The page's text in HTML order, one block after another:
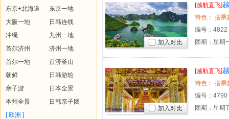
东京+北海道
东京一地
大阪一地
日韩连线
冲绳
九州一地
首尔济州
济州一地
首尔一地
首济釜山
朝鲜
日韩游轮
亲子游
日本全景
本州全景
日韩亲子团
[ 欧洲 ]
[越航直飞]
编号： 4822
团期：星期
加入对比
[越航直飞]
编号： 4790
团期：星期
加入对比